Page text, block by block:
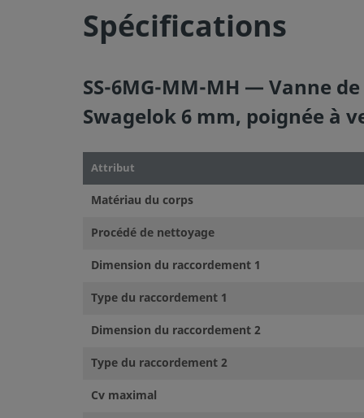
Swagelok Company.Tous droits réservés.
Spécifications
SS-6MG-MM-MH — Vanne
Swagelok 6 mm, poignée à
Attribut
Matériau du corps
Procédé de nettoyage
Dimension du raccordement 1
Type du raccordement 1
Dimension du raccordement 2
Type du raccordement 2
Cv maximal